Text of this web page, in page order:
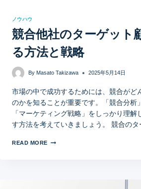
ノウハウ
競合他社のターゲット
る方法と戦略
By Masato Takizawa 2025年5月14日
市場の中で成功するためには、競合がど
のかを知ることが重要です。「競合分析
「マーケティング戦略」をしっかり理
す方法を考えていきましょう。 競合のタ
READ MORE